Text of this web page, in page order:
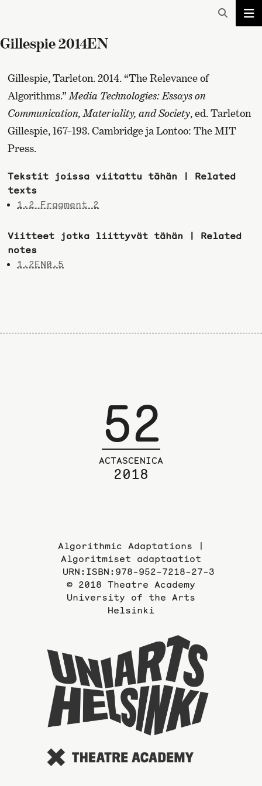
Gillespie 2014EN
Gillespie, Tarleton. 2014. “The Relevance of
Algorithms.”Media Technologies: Essays on
Communication, Materiality, and Society, ed. Tarleton
Gillespie, 167–193. Cambridge ja Lontoo: The MIT
Press.
Tekstit joissa viitattu tähän | Related
texts
1.2 Fragment 2
Viitteet jotka liittyvät tähän | Related
notes
1.2EN0.5
52
ACTASCENICA
2018
Algorithmic Adaptations |
Algoritmiset adaptaatiot
URN:ISBN:978-952-7218-27-3
© 2018 Theatre Academy
University of the Arts
Helsinki